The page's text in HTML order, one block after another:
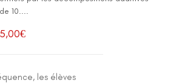
de 10....
5,00€
les élèves